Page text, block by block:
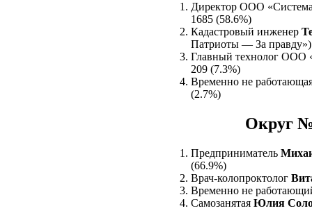
Директор ООО
1685 (58.6%)
Кадастровый инженер
Патриоты — За правду»)
Главный технолог ООО
209 (7.3%)
Временно не
(2.7%)
Округ
Предприниматель
(66.9%)
Врач-колопроктолог
Временно не
Самозанятая Юлия